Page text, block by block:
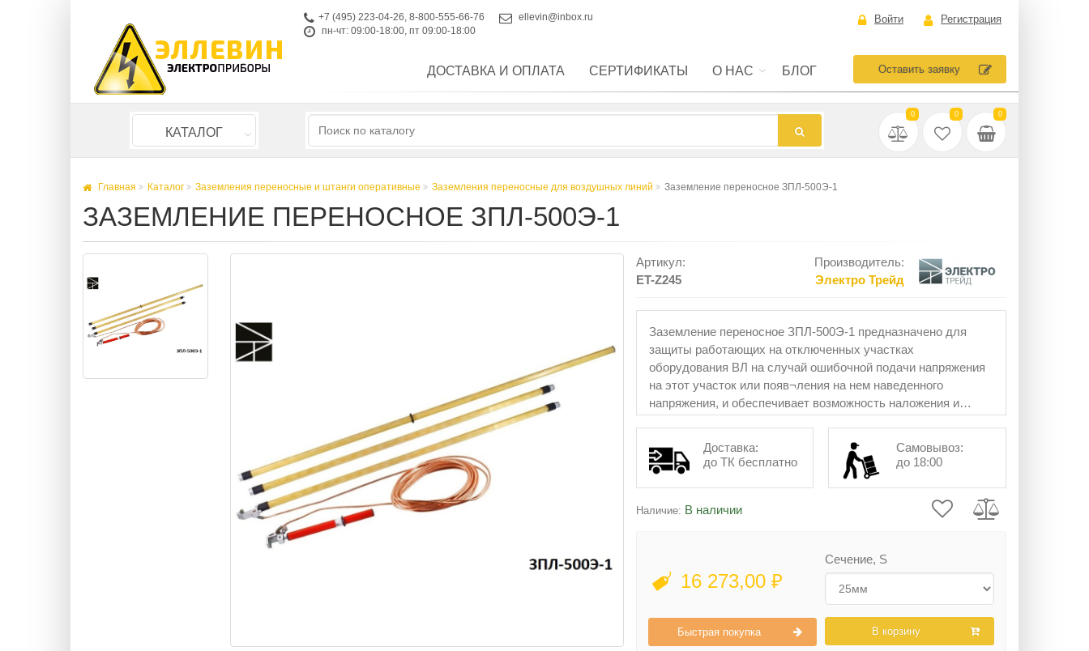
+7 (495) 223-04-26, 8-800-555-66-76
ellevin@inbox.ru
пн-чт: 09:00-18:00, пт 09:00-18:00
Войти Регистрация
ДОСТАВКА И ОПЛАТА СЕРТИФИКАТЫ О НАС БЛОГ Оставить заявку
КАТАЛОГ
0 0 0
Главная Каталог Заземления переносные и штанги оперативные Заземления переносные для воздушных линий Заземление переносное ЗПЛ-500Э-1
ЗАЗЕМЛЕНИЕ ПЕРЕНОСНОЕ ЗПЛ-500Э-1
Артикул:
ET-Z245
Производитель:
Электро Трейд
Заземление переносное ЗПЛ-500Э-1 предназначено для
защиты работающих на отключенных участках
оборудования ВЛ на случай ошибочной подачи напряжения
на этот участок или появ¬ления на нем наведенного
напряжения, и обеспечивает возможность наложения и
Доставка:
до ТК бесплатно
Самовывоз:
до 18:00
Наличие: В наличии
16 273,00 ₽
Быстрая покупка
Сечение, S
В корзину